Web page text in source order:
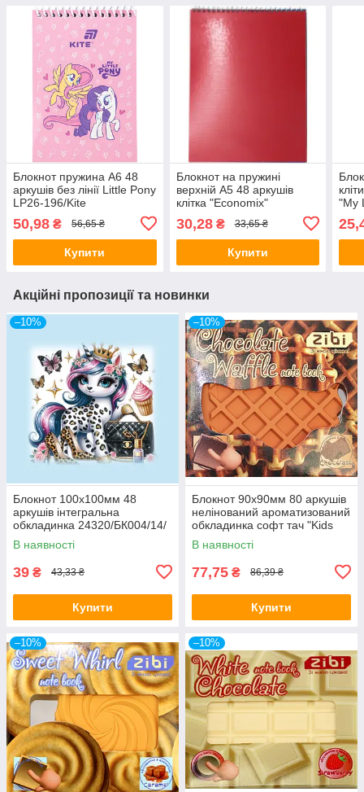
Блокнот пружина А6 48
аркушів без лінії Little Pony
LP26-196/Kite
50,98 ₴ 56,65 ₴
Купити
Блокнот на пружині
верхній А5 48 аркушів
клітка "Economix"
30,28₴ 33,65 ₴
Купити
"My
Акційні пропозиції та новинки
–10%
Блокнот 100х100мм 48
аркушів інтегральна
обкладинка 24320/БК004/14/
Мандарин
В наявності
39 ₴ 43,33 ₴
Купити
–10%
Блокнот 90x90мм 80 аркушів
нелінований ароматизований
обкладинка софт тач "Kids
line. Chocolate Waffle"
ZB.12470-40/Zibi
В наявності
77,75 ₴ 86,39 ₴
Купити
–10% –10%